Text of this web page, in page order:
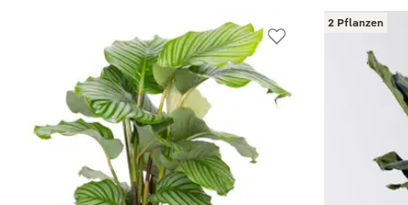
2 Pflanzen